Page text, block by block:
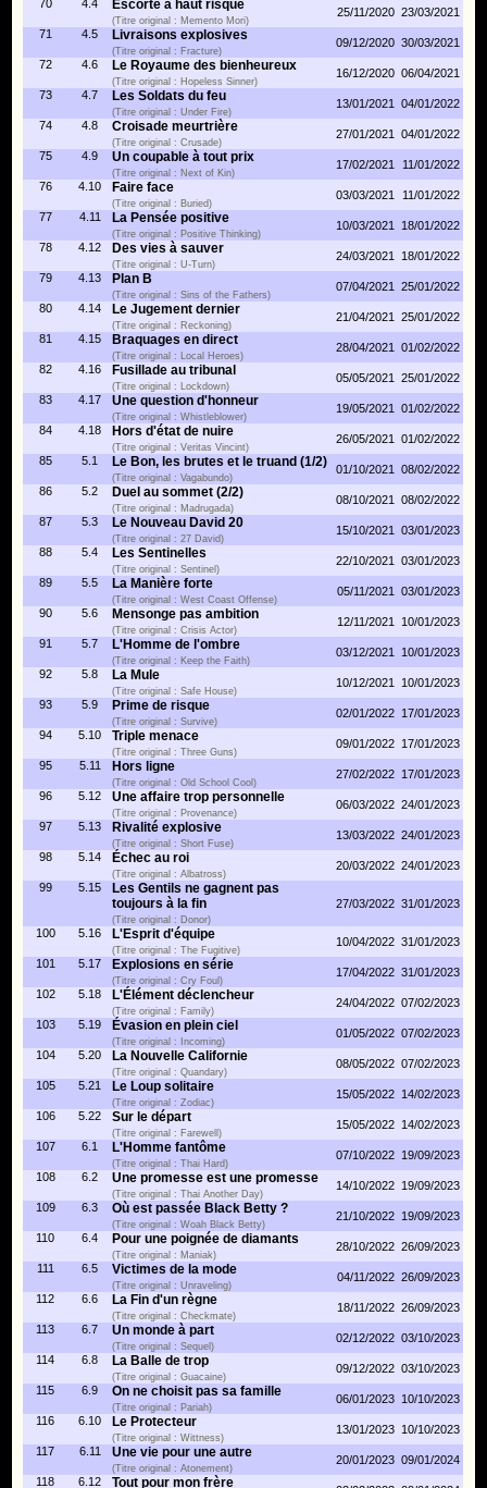
70 4.4 Escorte à haut risque
(Titre original : Memento Mori)
25/11/2020 23/03/2021
71
4.5 Livraisons explosives
(Titre original : Fracture)
09/12/2020 30/03/2021
72
4.6 Le Royaume des bienheureux
(Titre original : Hopeless Sinner)
16/12/2020 06/04/2021
73
4.7 Les Soldats du feu
(Titre original : Under Fire)
13/01/2021
04/01/2022
74
4.8 Croisade meurtrière
(Titre original : Crusade)
27/01/2021
04/01/2022
75
4.9 Un coupable à tout prix
(Titre original : Next of Kin)
17/02/2021
11/01/2022
76
4.10 Faire face
(Titre original : Buried)
03/03/2021
11/01/2022
77
4.11 La Pensée positive
(Titre original : Positive Thinking)
10/03/2021
18/01/2022
78
4.12 Des vies à sauver
(Titre original : U-Turn)
24/03/2021
18/01/2022
79
4.13 Plan B
(Titre original : Sins of the Fathers)
07/04/2021
25/01/2022
80
4.14 Le Jugement dernier
(Titre original : Reckoning)
21/04/2021
25/01/2022
81
4.15 Braquages en direct
(Titre original : Local Heroes)
28/04/2021
01/02/2022
82
4.16 Fusillade au tribunal
(Titre original : Lockdown)
05/05/2021
25/01/2022
83
4.17 Une question d'honneur
(Titre original : Whistleblower)
19/05/2021
01/02/2022
84
4.18 Hors d'état de nuire
(Titre original : Veritas Vincint)
26/05/2021
01/02/2022
85
5.1 Le Bon, les brutes et le truand (1/2)
(Titre original : Vagabundo)
01/10/2021
08/02/2022
86
5.2 Duel au sommet (2/2)
(Titre original : Madrugada)
08/10/2021
08/02/2022
87
5.3 Le Nouveau David 20
(Titre original : 27 David)
15/10/2021
03/01/2023
88
5.4 Les Sentinelles
(Titre original : Sentinel)
22/10/2021
03/01/2023
89
5.5 La Manière forte
(Titre original : West Coast Offense)
05/11/2021
03/01/2023
90
5.6 Mensonge pas ambition
(Titre original : Crisis Actor)
12/11/2021
10/01/2023
91
5.7 L'Homme de l'ombre
(Titre original : Keep the Faith)
03/12/2021
10/01/2023
92
5.8 La Mule
(Titre original : Safe House)
10/12/2021
10/01/2023
93
5.9 Prime de risque
(Titre original : Survive)
02/01/2022 17/01/2023
94
5.10 Triple menace
(Titre original : Three Guns)
09/01/2022 17/01/2023
95
5.11 Hors ligne
(Titre original : Old School Cool)
27/02/2022 17/01/2023
96
5.12 Une affaire trop personnelle
(Titre original : Provenance)
06/03/2022 24/01/2023
97
5.13 Rivalité explosive
(Titre original : Short Fuse)
13/03/2022 24/01/2023
98
5.14 Échec au roi
(Titre original : Albatross)
20/03/2022 24/01/2023
99
5.15
Les Gentils ne gagnent pas
toujours à la fin
(Titre original : Donor)
27/03/2022 31/01/2023
100 5.16 L'Esprit d'équipe
(Titre original : The Fugitive)
10/04/2022 31/01/2023
101
5.17 Explosions en série
(Titre original : Cry Foul)
17/04/2022 31/01/2023
102
5.18 L'Élément déclencheur
(Titre original : Family)
24/04/2022 07/02/2023
103
5.19 Évasion en plein ciel
(Titre original : Incoming)
01/05/2022 07/02/2023
104
5.20 La Nouvelle Californie
(Titre original : Quandary)
08/05/2022 07/02/2023
105
5.21 Le Loup solitaire
(Titre original : Zodiac)
15/05/2022 14/02/2023
106
5.22 Sur le départ
(Titre original : Farewell)
15/05/2022 14/02/2023
107
6.1 L'Homme fantôme
(Titre original : Thai Hard)
07/10/2022 19/09/2023
108
6.2 Une promesse est une promesse
(Titre original : Thai Another Day)
14/10/2022 19/09/2023
109
6.3 Où est passée Black Betty ?
(Titre original : Woah Black Betty)
21/10/2022 19/09/2023
110
6.4 Pour une poignée de diamants
(Titre original : Maniak)
28/10/2022 26/09/2023
111
6.5 Victimes de la mode
(Titre original : Unraveling)
04/11/2022 26/09/2023
112
6.6 La Fin d'un règne
(Titre original : Checkmate)
18/11/2022 26/09/2023
113
6.7 Un monde à part
(Titre original : Sequel)
02/12/2022 03/10/2023
114
6.8 La Balle de trop
(Titre original : Guacaine)
09/12/2022 03/10/2023
115
6.9 On ne choisit pas sa famille
(Titre original : Pariah)
06/01/2023 10/10/2023
116
6.10 Le Protecteur
(Titre original : Wittness)
13/01/2023 10/10/2023
117
6.11 Une vie pour une autre
(Titre original : Atonement)
20/01/2023 09/01/2024
118
6.12 Tout pour mon frère